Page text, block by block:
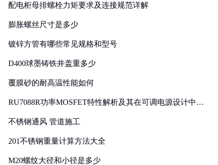
配电柜母排螺栓力矩要求及连接规范详解
膨胀螺丝尺寸是多少
镀锌方管有哪些常见规格和型号
D400球墨铸铁井盖重多少
覆膜砂的耐高温性能如何
RU7088R功率MOSFET特性解析及其在可调电源设计中的
不锈钢通风 管道施工
201不锈钢重量计算方法大全
M20螺纹大径和小径是多少